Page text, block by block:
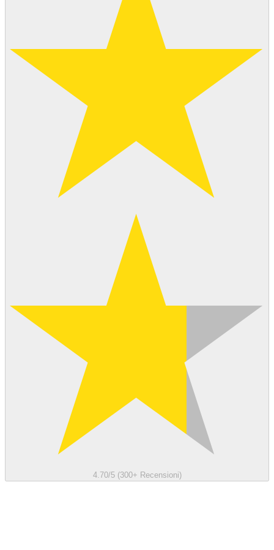
4.70/5 (300+ Recensioni)